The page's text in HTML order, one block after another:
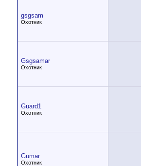
gsgsam
Охотник
Gsgsamar
Охотник
Guard1
Охотник
Gumar
Охотник